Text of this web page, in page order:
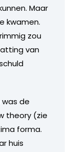
Maar
kwamen.
zou
van
de
theory (zie
forma.
huis